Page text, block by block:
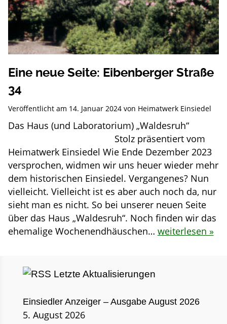
Eine neue Seite: Eibenberger Straße
34
Veröffentlicht am 14. Januar 2024von Heimatwerk Einsiedel
Das Haus (und Laboratorium) „Waldesruh“
Stolz präsentiert vom
Heimatwerk Einsiedel Wie Ende Dezember 2023
versprochen, widmen wir uns heuer wieder mehr
dem historischen Einsiedel. Vergangenes? Nun
vielleicht. Vielleicht ist es aber auch noch da, nur
sieht man es nicht. So bei unserer neuen Seite
über das Haus „Waldesruh“. Noch finden wir das
ehemalige Wochenendhäuschen… weiterlesen »
Letzte Aktualisierungen
Einsiedler Anzeiger – Ausgabe August 2026
5. August 2026